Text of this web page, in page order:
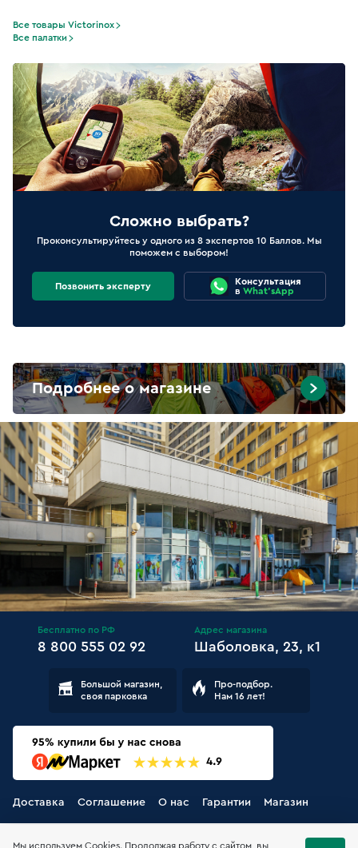
Все товары Victorinox
Все палатки
Сложно выбрать?
Проконсультируйтесь у одного из 8 экспертов 10 Баллов. Мы
поможем с выбором!
Позвонить эксперту
Консультация
в What'sApp
Подробнее о магазине
Бесплатно по РФ
8 800 555 02 92
Адрес магазина
Шаболовка, 23, к1
Большой магазин,
своя парковка
Про-подбор.
Нам 16 лет!
Доставка Соглашение О нас Гарантии Магазин
Мы используем Cookies. Продолжая работу с сайтом, вы